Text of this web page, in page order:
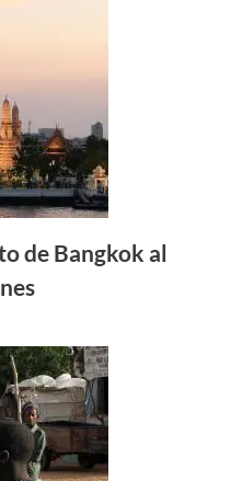
de Bangkok al